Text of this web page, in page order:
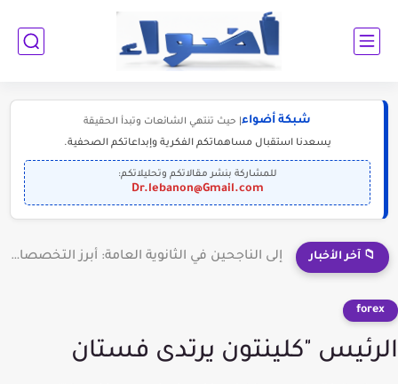
شبكة أضواء | حيث تنتهي الشائعات وتبدأ الحقيقة
يسعدنا استقبال مساهماتكم الفكرية وإبداعاتكم الصحفية.
للمشاركة بنشر مقالاتكم وتحليلاتكم:
Dr.lebanon@Gmail.com
📁 آخر الأخبار إلى الناجحين في الثانوية العامة: أبرز التخصصات المطلوبة للمستقبل (2030-2050)
forex
الرئيس "كلينتون يرتدى فستان